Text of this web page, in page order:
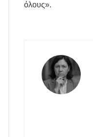
όλους».